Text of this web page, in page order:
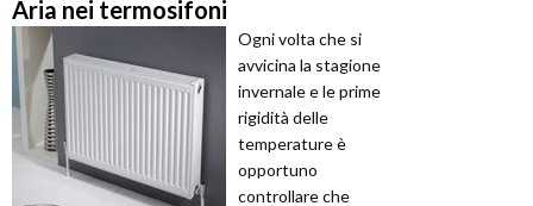
Aria nei termosifoni
Ogni volta che si
avvicina la stagione
invernale e le prime
rigidità delle
temperature è
opportuno
controllare che